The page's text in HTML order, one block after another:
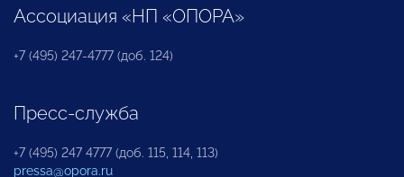
Ассоциация «НП «ОПОРА»
+7 (495) 247-4777 (доб. 124)
Пресс-служба
+7 (495) 247 4777 (доб. 115, 114, 113)
pressa@opora.ru